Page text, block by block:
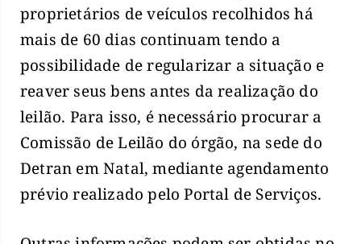
proprietários de veículos recolhidos há
mais de 60 dias continuam tendo a
possibilidade de regularizar a situação e
reaver seus bens antes da realização do
leilão. Para isso, é necessário procurar a
Comissão de Leilão do órgão, na sede do
Detran em Natal, mediante agendamento
prévio realizado pelo Portal de Serviços.